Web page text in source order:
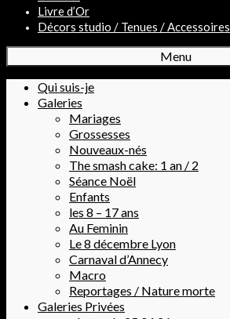
Livre d’Or
Décors studio / Tenues / Accessoires
Menu
Qui suis-je
Galeries
Mariages
Grossesses
Nouveaux-nés
The smash cake: 1 an / 2
Séance Noël
Enfants
les 8 – 17 ans
Au Feminin
Le 8 décembre Lyon
Carnaval d’Annecy
Macro
Reportages / Nature morte
Galeries Privées